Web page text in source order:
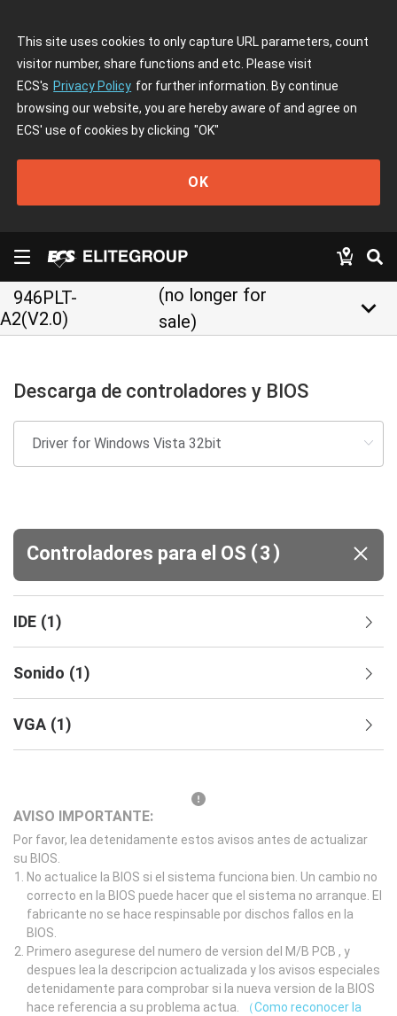
This site uses cookies to only capture URL parameters, count
visitor number, share functions and etc. Please visit
ECS's Privacy Policy for further information. By continue
browsing our website, you are hereby aware of and agree on
ECS' use of cookies by clicking "OK"
OK
946PLT-
A2(V2.0)
(no longer for
sale)
keyboard_arrow_down
Descarga de controladores y BIOS
Controladores para el OS (3 )
IDE (1)
Sonido (1)
VGA (1)
AVISO IMPORTANTE:
Por favor, lea detenidamente estos avisos antes de actualizar
su BIOS.
No actualice la BIOS si el sistema funciona bien. Un cambio no
correcto en la BIOS puede hacer que el sistema no arranque. El
fabricante no se hace respinsable por dischos fallos en la
BIOS.
Primero asegurese del numero de version del M/B PCB , y
despues lea la descripcion actualizada y los avisos especiales
detenidamente para comprobar si la nueva version de la BIOS
hace referencia a su problema actua.
（Como reconocer la